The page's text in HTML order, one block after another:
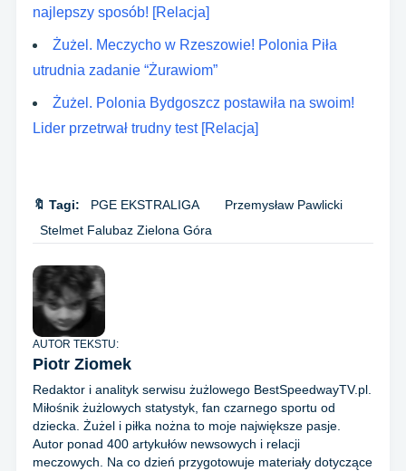
najlepszy sposób! [Relacja]
Żużel. Meczycho w Rzeszowie! Polonia Piła
utrudnia zadanie “Żurawiom”
Żużel. Polonia Bydgoszcz postawiła na swoim!
Lider przetrwał trudny test [Relacja]
🔖 Tagi: PGE EKSTRALIGA
Przemysław Pawlicki
Stelmet Falubaz Zielona Góra
AUTOR TEKSTU:
Piotr Ziomek
Redaktor i analityk serwisu żużlowego BestSpeedwayTV.pl.
Miłośnik żużlowych statystyk, fan czarnego sportu od
dziecka. Żużel i piłka nożna to moje największe pasje.
Autor ponad 400 artykułów newsowych i relacji
meczowych. Na co dzień przygotowuje materiały dotyczące